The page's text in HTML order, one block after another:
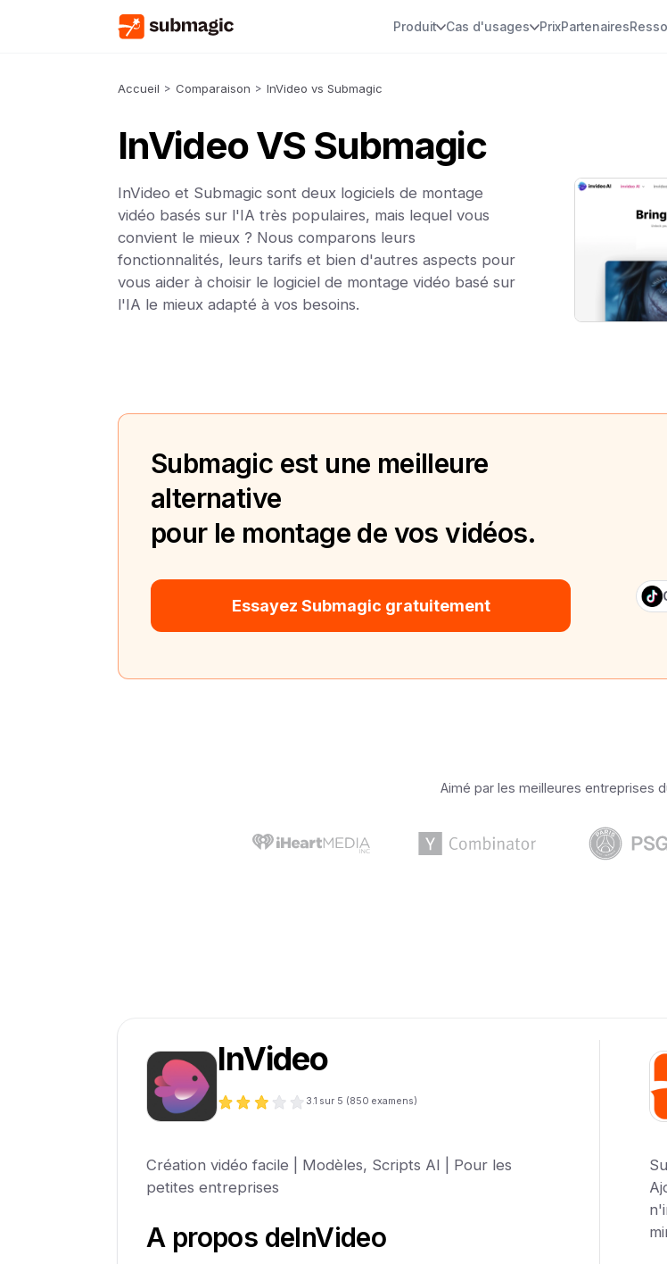
Produit Cas d'usages PrixPartenaires
Accueil > Comparaison > InVideo vs Submagic
InVideo VS Submagic
InVideo et Submagic sont deux logiciels de montage
vidéo basés sur l'IA très populaires, mais lequel vous
convient le mieux ? Nous comparons leurs
fonctionnalités, leurs tarifs et bien d'autres aspects pour
vous aider à choisir le logiciel de montage vidéo basé sur
l'IA le mieux adapté à vos besoins.
Submagic est une meilleure
alternative
pour le montage de vos vidéos.
Essayez Submagic gratuitement
Aimé par les meilleures entreprises
InVideo
3.1 sur 5 (850 examens)
Création vidéo facile | Modèles, Scripts AI | Pour les
petites entreprises
A propos deInVideo